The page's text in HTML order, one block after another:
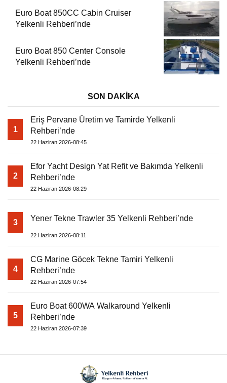
Euro Boat 850CC Cabin Cruiser
Yelkenli Rehberi’nde
Euro Boat 850 Center Console
Yelkenli Rehberi’nde
SON DAKİKA
1
Eriş Pervane Üretim ve Tamirde Yelkenli
Rehberi’nde
22 Haziran 2026-08:45
2
Efor Yacht Design Yat Refit ve Bakımda Yelkenli
Rehberi’nde
22 Haziran 2026-08:29
3 Yener Tekne Trawler 35 Yelkenli Rehberi’nde
22 Haziran 2026-08:11
4
CG Marine Göcek Tekne Tamiri Yelkenli
Rehberi’nde
22 Haziran 2026-07:54
5
Euro Boat 600WA Walkaround Yelkenli
Rehberi’nde
22 Haziran 2026-07:39